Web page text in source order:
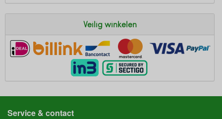
Veilig winkelen
Service & contact